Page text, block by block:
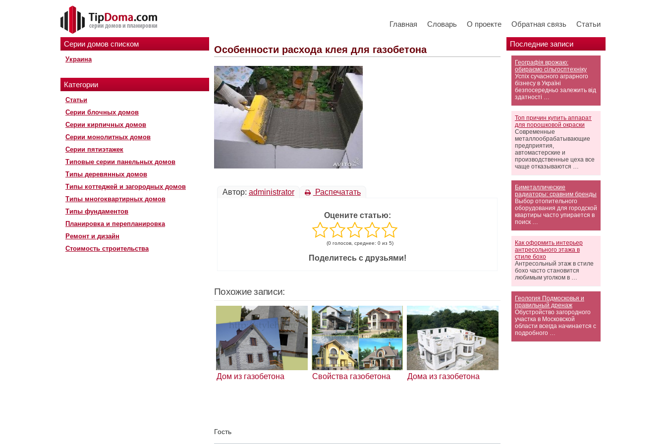
Главная Словарь О проекте Обратная связь Статьи
Серии домов списком
Украина
Категории
Статьи
Серии блочных домов
Серии кирпичных домов
Серии монолитных домов
Серии пятиэтажек
Типовые серии панельных домов
Типы деревянных домов
Типы коттеджей и загородных домов
Типы многоквартирных домов
Типы фундаментов
Планировка и перепланировка
Ремонт и дизайн
Стоимость строительства
Последние записи
Географія врожаю:
обираємо сільгосптехніку
Успіх сучасного аграрного
бізнесу в Україні
безпосередньо залежить від
здатності …
Топ причин купить аппарат
для порошковой окраски
Современные
металлообрабатывающие
предприятия,
автомастерские и
производственные цеха все
чаще отказываются …
Биметаллические
радиаторы: сравним бренды
Выбор отопительного
оборудования для городской
квартиры часто упирается в
поиск …
Как оформить интерьер
антресольного этажа в
стиле бохо
Антресольный этаж в стиле
бохо часто становится
любимым уголком в …
Геология Подмосковья и
правильный дренаж
Обустройство загородного
участка в Московской
области всегда начинается с
подробного …
Особенности расхода клея для газобетона
Автор: administrator Распечатать
Оцените статью:
(0 голосов, среднее: 0 из 5)
Поделитесь с друзьями!
Похожие записи:
Дом из газобетона Свойства газобетона Дома из газобетона
Гость